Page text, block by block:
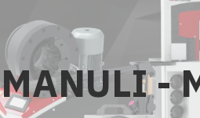
MANULI -